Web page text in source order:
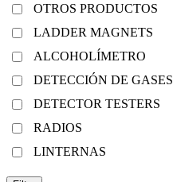
OTROS PRODUCTOS
LADDER MAGNETS
ALCOHOLÍMETRO
DETECCIÓN DE GASES
DETECTOR TESTERS
RADIOS
LINTERNAS